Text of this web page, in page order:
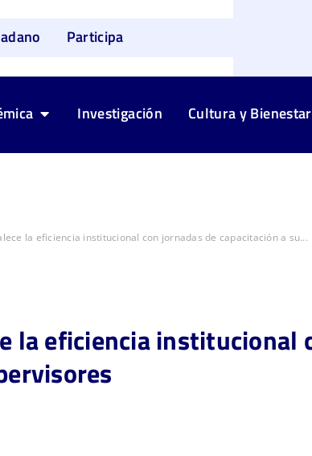
Participa
Investigación Cultura y Bienestar
la eficiencia institucional con jornadas de capacitación a su...
la eficiencia institucional